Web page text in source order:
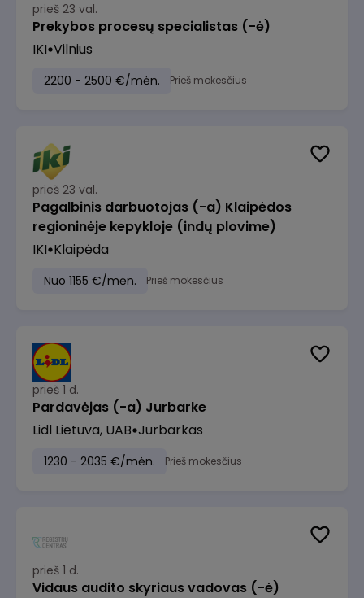
prieš 23 val.
Prekybos procesų specialistas (-ė)
IKI Vilnius
2200 - 2500 €/mėn. Prieš mokesčius
prieš 23 val.
Pagalbinis darbuotojas (-a) Klaipėdos
regioninėje kepykloje (indų plovime)
IKI Klaipėda
Nuo 1155 €/mėn. Prieš mokesčius
prieš 1 d.
Pardavėjas (-a) Jurbarke
Lidl Lietuva, UAB Jurbarkas
1230 - 2035 €/mėn. Prieš mokesčius
prieš 1 d.
Vidaus audito skyriaus vadovas (-ė)